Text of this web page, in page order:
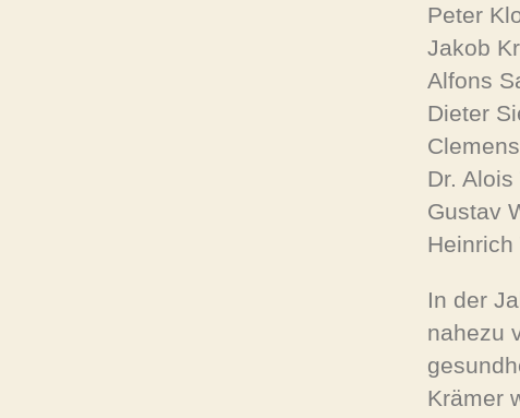
Peter
Jakob
Alfons
Dieter
Dr.
Gustav
In der
nahezu
Krämer